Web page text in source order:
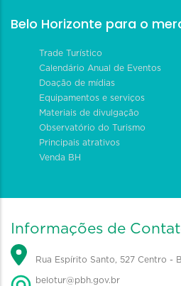
Belo Horizonte para o
Trade Turístico
Calendário Anual de Eventos
Doação de mídias
Equipamentos e serviços
Materiais de divulgação
Observatório do Turismo
Principais atrativos
Venda BH
Informações de
Rua Espírito Santo, 527 Centro -
belotur@pbh.gov.br